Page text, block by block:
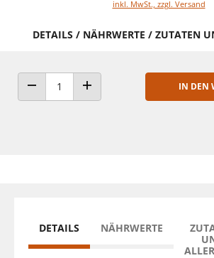
inkl. MwSt., zzgl. Versand
DETAILS / NÄHRWERTE / ZUTATEN
ANZAHL VERRINGERNANZAHL ERHÖHEN
IN DEN
DETAILS NÄHRWERTE